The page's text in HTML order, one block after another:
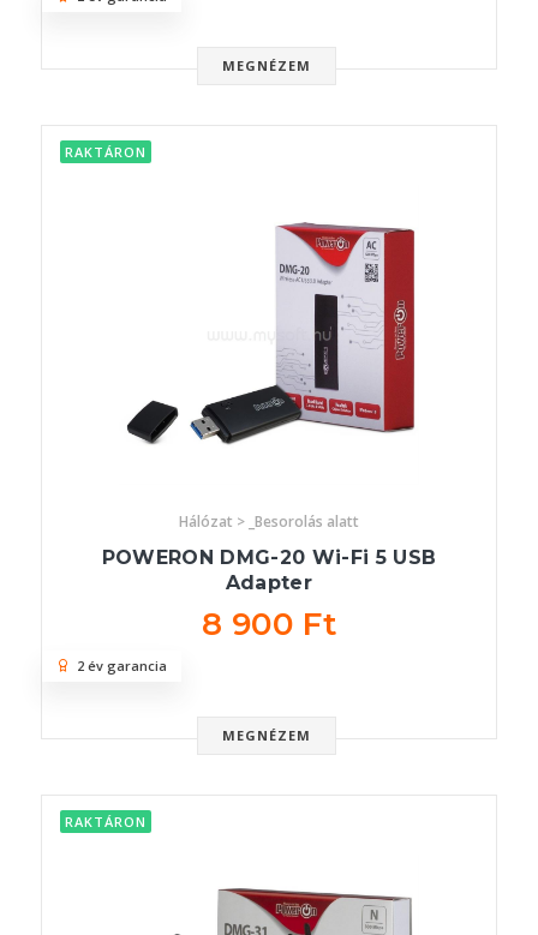
MEGNÉZEM
RAKTÁRON
Hálózat > _Besorolás alatt
POWERON DMG-20 Wi-Fi 5 USB
Adapter
8 900 Ft
MEGNÉZEM
2 év garancia
RAKTÁRON